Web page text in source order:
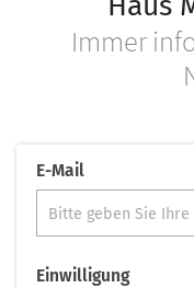
Immer
E-Mail
Einwilligung